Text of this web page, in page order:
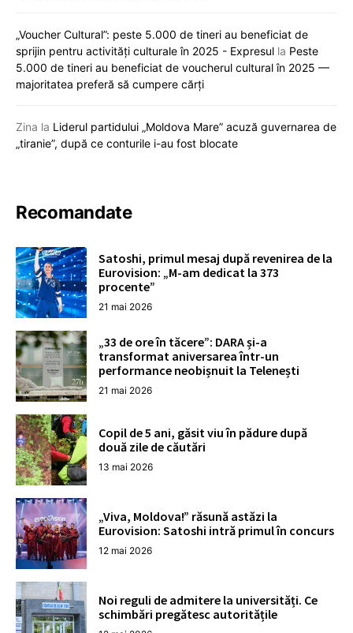
„Voucher Cultural”: peste 5.000 de tineri au beneficiat de
sprijin pentru activități culturale în 2025 - Expresul la Peste
5.000 de tineri au beneficiat de voucherul cultural în 2025 —
majoritatea preferă să cumpere cărți
Zina la Liderul partidului „Moldova Mare” acuză guvernarea de
„tiranie”, după ce conturile i-au fost blocate
Recomandate
Satoshi, primul mesaj după revenirea de la
Eurovision: „M-am dedicat la 373
procente”
21 mai 2026
„33 de ore în tăcere”: DARA și-a
transformat aniversarea într-un
performance neobișnuit la Telenești
21 mai 2026
Copil de 5 ani, găsit viu în pădure după
două zile de căutări
13 mai 2026
„Viva, Moldova!” răsună astăzi la
Eurovision: Satoshi intră primul în concurs
12 mai 2026
Noi reguli de admitere la universități. Ce
schimbări pregătesc autoritățile